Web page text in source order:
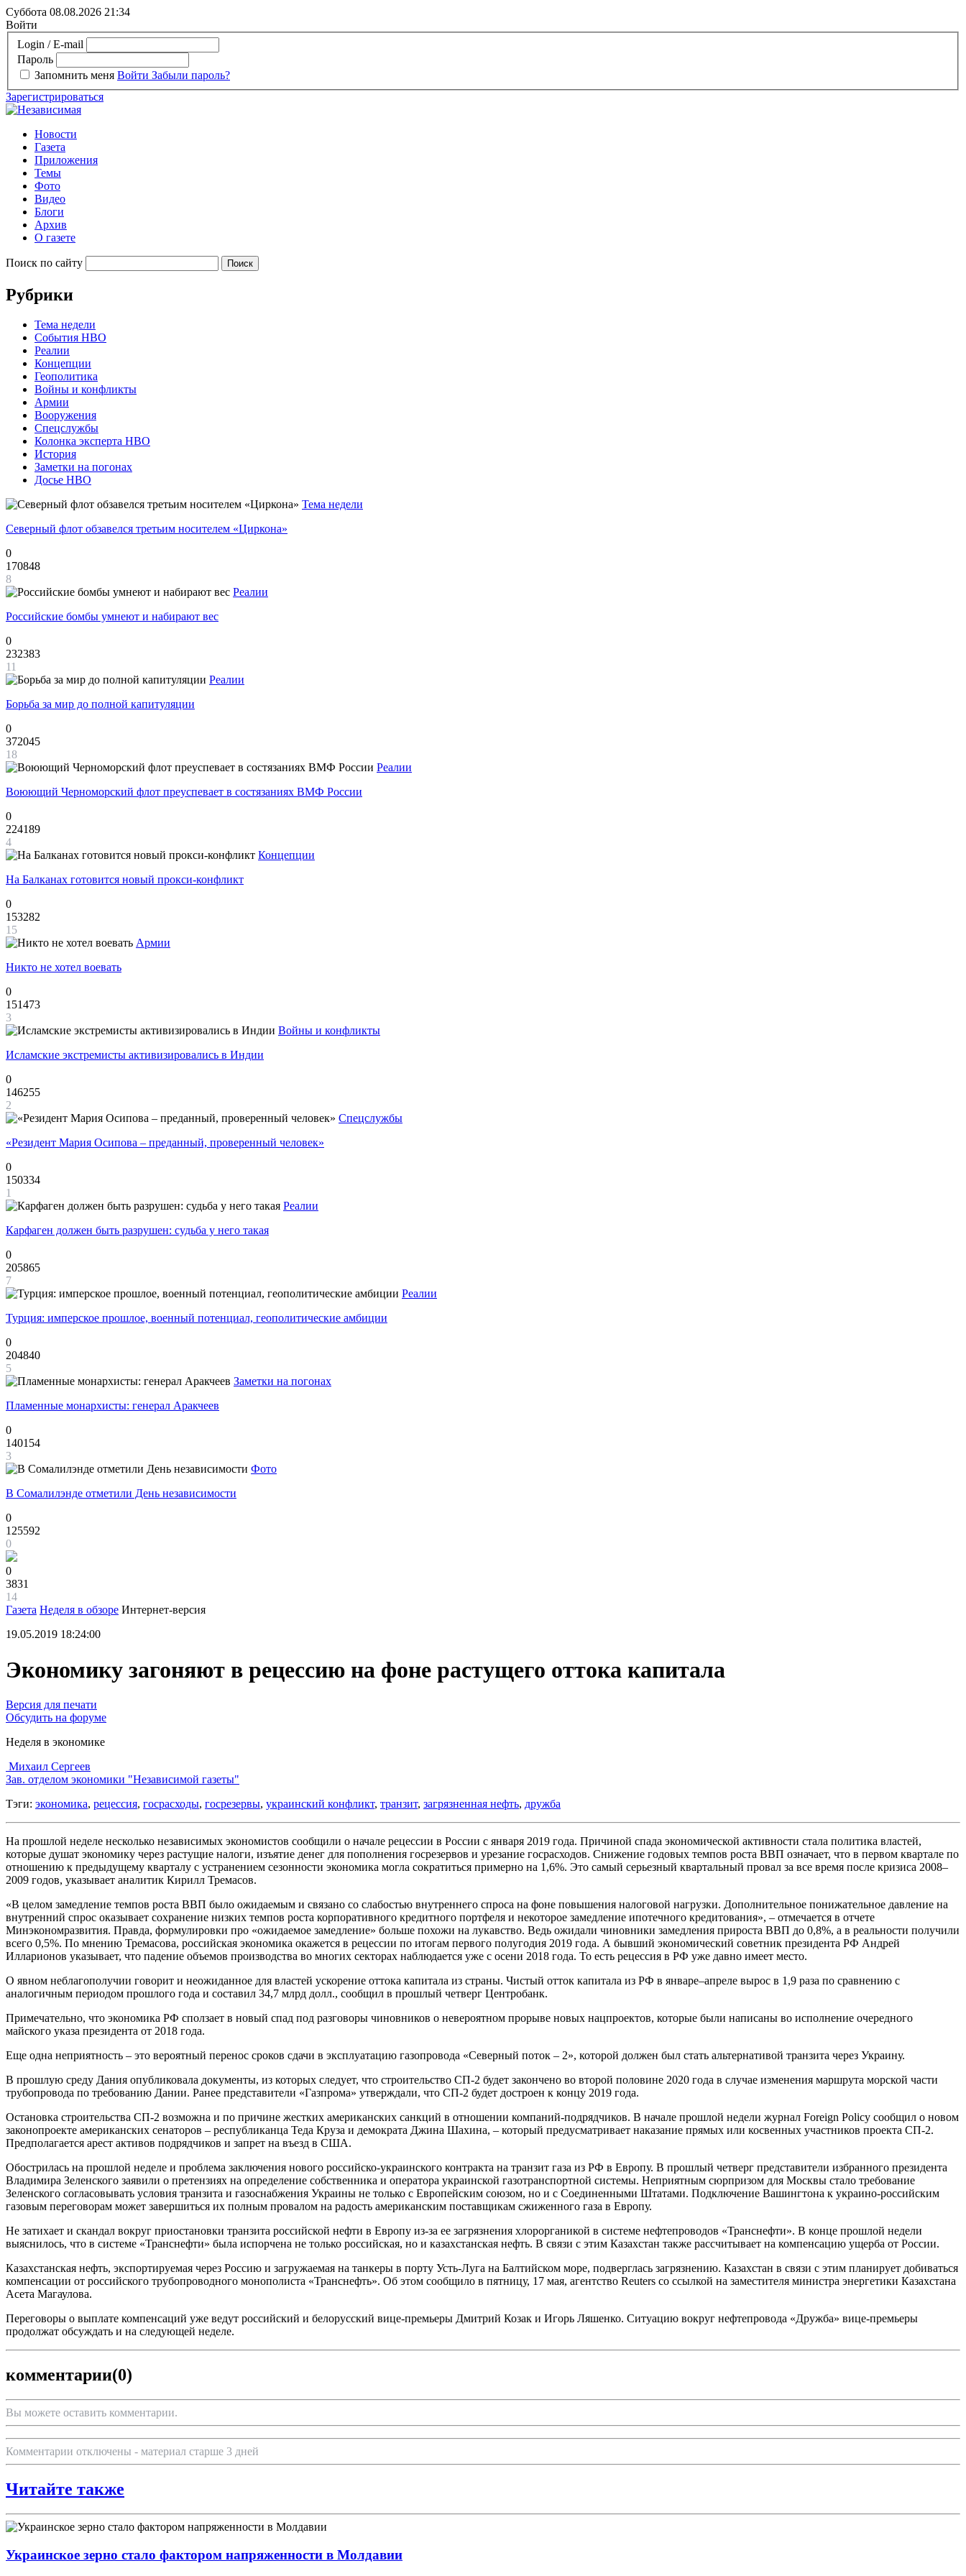
Суббота 08.08.2026 21:34
Войти
Login / E-mail
Пароль
Запомнить меня Войти Забыли пароль?
Зарегистрироваться
Новости
Газета
Приложения
Темы
Фото
Видео
Блоги
Архив
О газете
Поиск по сайту
Рубрики
Тема недели
События НВО
Реалии
Концепции
Геополитика
Войны и конфликты
Армии
Вооружения
Спецслужбы
Колонка эксперта НВО
История
Заметки на погонах
Досье НВО
Тема недели
Северный флот обзавелся третьим носителем «Циркона»
0
170848
8
Реалии
Российские бомбы умнеют и набирают вес
0
232383
11
Реалии
Борьба за мир до полной капитуляции
0
372045
18
Реалии
Воюющий Черноморский флот преуспевает в состязаниях ВМФ России
0
224189
4
Концепции
На Балканах готовится новый прокси-конфликт
0
153282
15
Армии
Никто не хотел воевать
0
151473
3
Войны и конфликты
Исламские экстремисты активизировались в Индии
0
146255
2
Спецслужбы
«Резидент Мария Осипова – преданный, проверенный человек»
0
150334
1
Реалии
Карфаген должен быть разрушен: судьба у него такая
0
205865
7
Реалии
Турция: имперское прошлое, военный потенциал, геополитические амбиции
0
204840
5
Заметки на погонах
Пламенные монархисты: генерал Аракчеев
0
140154
3
Фото
В Сомалилэнде отметили День независимости
0
125592
0
0
3831
14
Газета Неделя в обзоре Интернет-версия
19.05.2019 18:24:00
Экономику загоняют в рецессию на фоне растущего оттока капитала
Версия для печати
Обсудить на форуме
Неделя в экономике
Михаил Сергеев
Зав. отделом экономики "Независимой газеты"
Тэги: экономика, рецессия, госрасходы, госрезервы, украинский конфликт, транзит, загрязненная нефть, дружба
На прошлой неделе несколько независимых экономистов сообщили о начале рецессии в России с января 2019 года. Причиной спада экономической активности стала политика властей,
которые душат экономику через растущие налоги, изъятие денег для пополнения госрезервов и урезание госрасходов. Снижение годовых темпов роста ВВП означает, что в первом квартале по
отношению к предыдущему кварталу с устранением сезонности экономика могла сократиться примерно на 1,6%. Это самый серьезный квартальный провал за все время после кризиса 2008–
2009 годов, указывает аналитик Кирилл Тремасов.
«В целом замедление темпов роста ВВП было ожидаемым и связано со слабостью внутреннего спроса на фоне повышения налоговой нагрузки. Дополнительное понижательное давление на
внутренний спрос оказывает сохранение низких темпов роста корпоративного кредитного портфеля и некоторое замедление ипотечного кредитования», – отмечается в отчете
Минэкономразвития. Правда, формулировки про «ожидаемое замедление» больше похожи на лукавство. Ведь ожидали чиновники замедления прироста ВВП до 0,8%, а в реальности получили
всего 0,5%. По мнению Тремасова, российская экономика окажется в рецессии по итогам первого полугодия 2019 года. А бывший экономический советник президента РФ Андрей
Илларионов указывает, что падение объемов производства во многих секторах наблюдается уже с осени 2018 года. То есть рецессия в РФ уже давно имеет место.
О явном неблагополучии говорит и неожиданное для властей ускорение оттока капитала из страны. Чистый отток капитала из РФ в январе–апреле вырос в 1,9 раза по сравнению с
аналогичным периодом прошлого года и составил 34,7 млрд долл., сообщил в прошлый четверг Центробанк.
Примечательно, что экономика РФ сползает в новый спад под разговоры чиновников о невероятном прорыве новых нацпроектов, которые были написаны во исполнение очередного
майского указа президента от 2018 года.
Еще одна неприятность – это вероятный перенос сроков сдачи в эксплуатацию газопровода «Северный поток – 2», которой должен был стать альтернативой транзита через Украину.
В прошлую среду Дания опубликовала документы, из которых следует, что строительство СП-2 будет закончено во второй половине 2020 года в случае изменения маршрута морской части
трубопровода по требованию Дании. Ранее представители «Газпрома» утверждали, что СП-2 будет достроен к концу 2019 года.
Остановка строительства СП-2 возможна и по причине жестких американских санкций в отношении компаний-подрядчиков. В начале прошлой недели журнал Foreign Policy сообщил о новом
законопроекте американских сенаторов – республиканца Теда Круза и демократа Джина Шахина, – который предусматривает наказание прямых или косвенных участников проекта СП-2.
Предполагается арест активов подрядчиков и запрет на въезд в США.
Обострилась на прошлой неделе и проблема заключения нового российско-украинского контракта на транзит газа из РФ в Европу. В прошлый четверг представители избранного президента
Владимира Зеленского заявили о претензиях на определение собственника и оператора украинской газотранспортной системы. Неприятным сюрпризом для Москвы стало требование
Зеленского согласовывать условия транзита и газоснабжения Украины не только с Европейским союзом, но и с Соединенными Штатами. Подключение Вашингтона к украино-российским
газовым переговорам может завершиться их полным провалом на радость американским поставщикам сжиженного газа в Европу.
Не затихает и скандал вокруг приостановки транзита российской нефти в Европу из-за ее загрязнения хлорорганикой в системе нефтепроводов «Транснефти». В конце прошлой недели
выяснилось, что в системе «Транснефти» была испорчена не только российская, но и казахстанская нефть. В связи с этим Казахстан также рассчитывает на компенсацию ущерба от России.
Казахстанская нефть, экспортируемая через Россию и загружаемая на танкеры в порту Усть-Луга на Балтийском море, подверглась загрязнению. Казахстан в связи с этим планирует добиваться
компенсации от российского трубопроводного монополиста «Транснефть». Об этом сообщило в пятницу, 17 мая, агентство Reuters со ссылкой на заместителя министра энергетики Казахстана
Асета Магаулова.
Переговоры о выплате компенсаций уже ведут российский и белорусский вице-премьеры Дмитрий Козак и Игорь Ляшенко. Ситуацию вокруг нефтепровода «Дружба» вице-премьеры
продолжат обсуждать и на следующей неделе.
комментарии(0)
Вы можете оставить комментарии.
Комментарии отключены - материал старше 3 дней
Читайте также
Украинское зерно стало фактором напряженности в Молдавии